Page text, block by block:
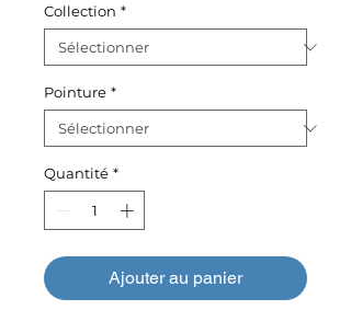
Collection *
Pointure *
Quantité *
Ajouter au panier